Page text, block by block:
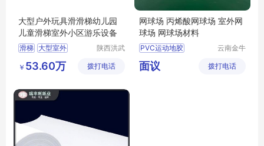
大型户外玩具滑滑梯幼儿园
儿童滑梯室外小区游乐设备
滑梯 大型室外
陕西洪武
有限公司
￥ 53.60万 拨打电话
网球场 丙烯酸网球场 室外网
球场 网球场材料
PVC运动地胶
篮球场地胶
羽毛球场地胶
云南金牛
有限公司
面议 拨打电话